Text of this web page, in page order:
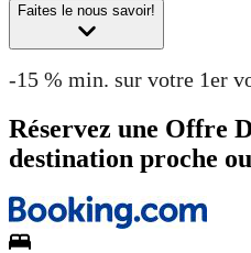
Faites le nous savoir!
-15 % min. sur votre 1er
Réservez une Offre
destination proche